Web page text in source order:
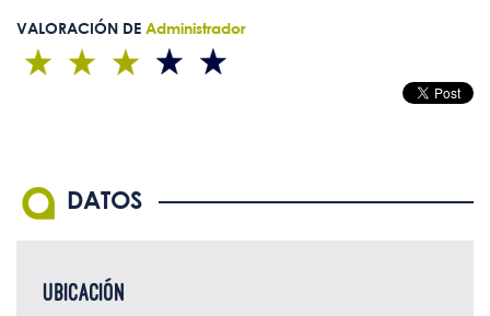
VALORACIÓN DE Administrador
DATOS
UBICACIÓN